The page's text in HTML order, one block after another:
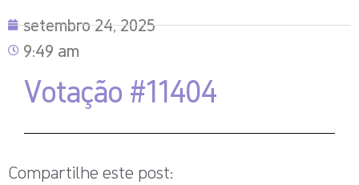
setembro 24, 2025
9:49 am
Votação #11404
Compartilhe este post: